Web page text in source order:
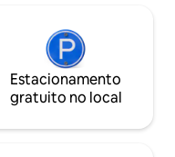
Estacionamento
gratuito no local